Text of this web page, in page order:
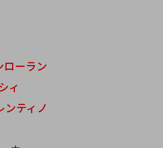
ーラン
ィ
ンティノ